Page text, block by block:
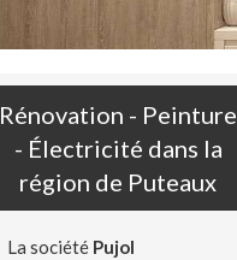
Rénovation - Peinture
- Électricité dans la
région de Puteaux
La société Pujol